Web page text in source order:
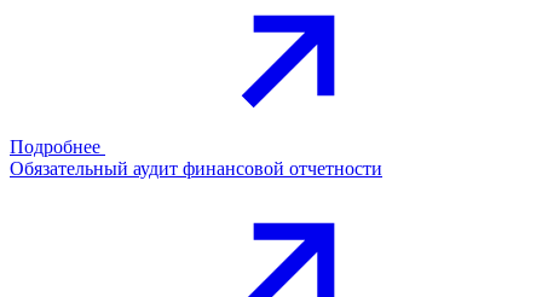
Подробнее
Обязательный аудит финансовой отчетности